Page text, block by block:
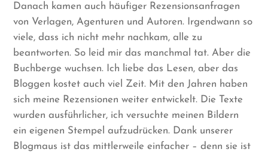
Danach kamen auch häufiger Rezensionsanfragen
von Verlagen, Agenturen und Autoren. Irgendwann so
viele, dass ich nicht mehr nachkam, alle zu
beantworten. So leid mir das manchmal tat. Aber die
Buchberge wuchsen. Ich liebe das Lesen, aber das
Bloggen kostet auch viel Zeit. Mit den Jahren haben
sich meine Rezensionen weiter entwickelt. Die Texte
wurden ausführlicher, ich versuchte meinen Bildern
ein eigenen Stempel aufzudrücken. Dank unserer
Blogmaus ist das mittlerweile einfacher – denn sie ist